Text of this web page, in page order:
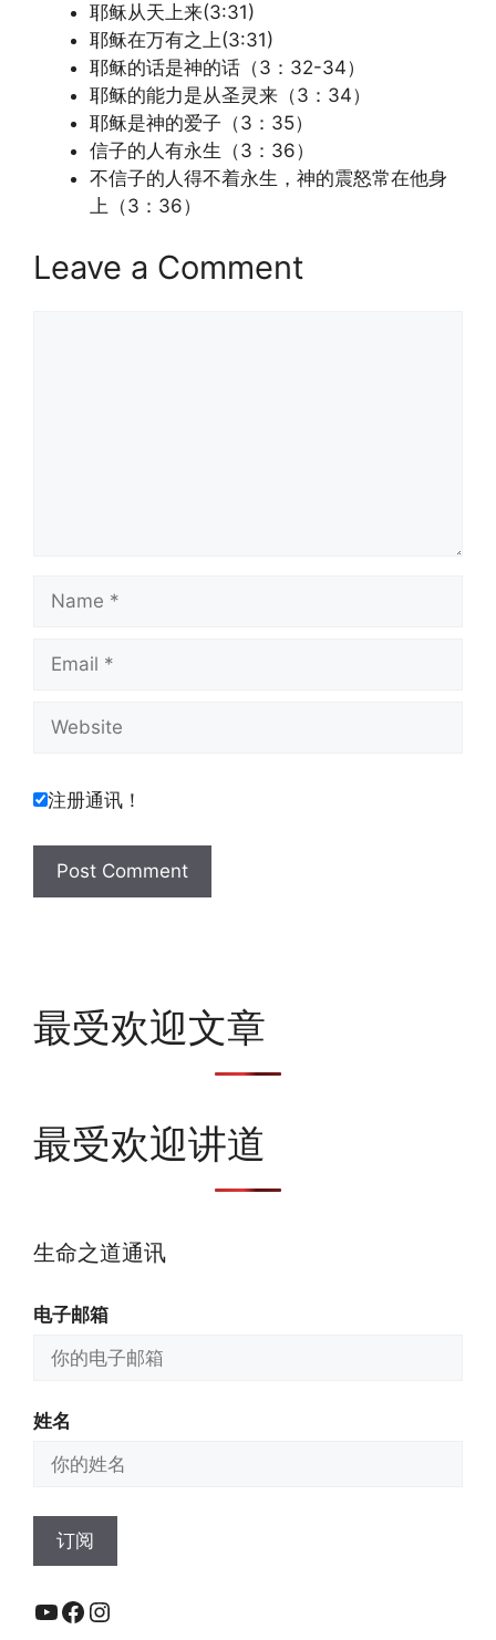
耶稣从天上来(3:31)
耶稣在万有之上(3:31)
耶稣的话是神的话（3：32-34）
耶稣的能力是从圣灵来（3：34）
耶稣是神的爱子（3：35）
信子的人有永生（3：36）
不信子的人得不着永生，神的震怒常在他身
上（3：36）
Leave a Comment
注册通讯！
最受欢迎文章
最受欢迎讲道
生命之道通讯
电子邮箱
姓名
YouTube
Facebook
Instagram